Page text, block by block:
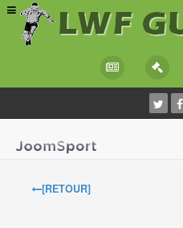
[RETOUR]